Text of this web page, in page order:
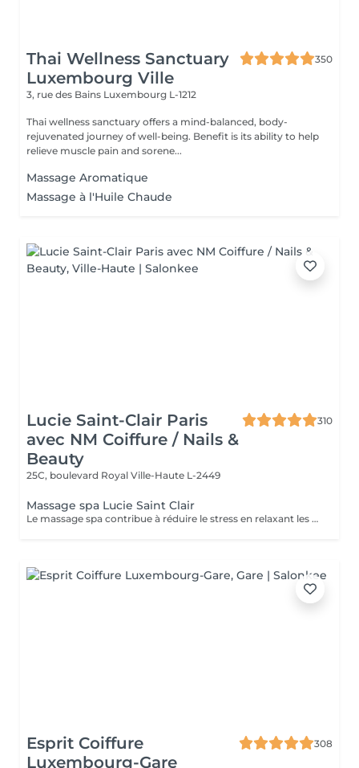
Thai Wellness Sanctuary
Luxembourg Ville
350
3, rue des Bains Luxembourg L-1212
Thai wellness sanctuary offers a mind-balanced, body-
rejuvenated journey of well-being. Benefit is its ability to help
relieve muscle pain and sorene...
Massage Aromatique
Massage à l'Huile Chaude
Lucie Saint-Clair Paris
avec NM Coiffure / Nails &
Beauty
310
25C, boulevard Royal Ville-Haute L-2449
Massage spa Lucie Saint Clair
Le massage spa contribue à réduire le stress en relaxant les muscles et en libérant vos endorphines .
Esprit Coiffure
Luxembourg-Gare
308